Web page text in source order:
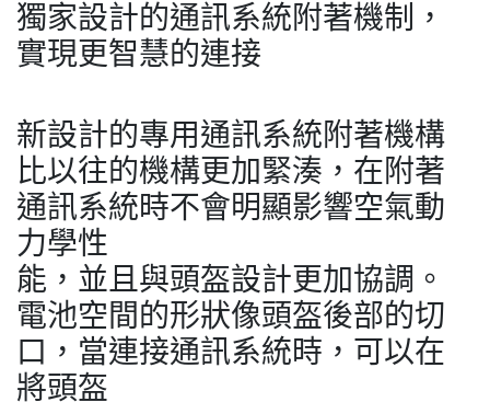
獨家設計的通訊系統附著機制，
實現更智慧的連接
新設計的專用通訊系統附著機構
比以往的機構更加緊湊，在附著
通訊系統時不會明顯影響空氣動
力學性
能，並且與頭盔設計更加協調。
電池空間的形狀像頭盔後部的切
口，當連接通訊系統時，可以在
將頭盔